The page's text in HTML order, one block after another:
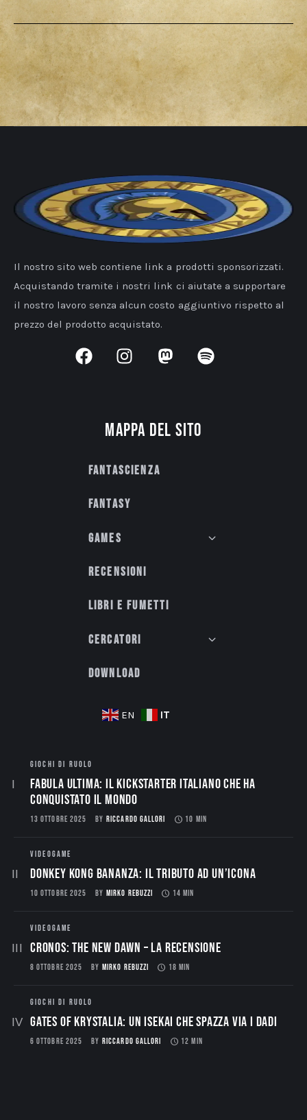
Il nostro sito web contiene link a prodotti sponsorizzati.
Acquistando tramite i nostri link ci aiutate a supportare
il nostro lavoro senza alcun costo aggiuntivo rispetto al
prezzo del prodotto acquistato.
Mappa del sito
Fantascienza
Fantasy
Games
Recensioni
Libri e fumetti
Cercatori
Download
EN IT
GIOCHI DI RUOLO
Fabula Ultima: il Kickstarter italiano che ha
conquistato il mondo
13 OTTOBRE 2025 BY RICCARDO GALLORI 10 MIN
VIDEOGAME
Donkey Kong Bananza: Il Tributo ad un’Icona
10 OTTOBRE 2025 BY MIRKO REBUZZI 14 MIN
VIDEOGAME
CRONOS: THE NEW DAWN – La Recensione
8 OTTOBRE 2025 BY MIRKO REBUZZI 18 MIN
GIOCHI DI RUOLO
Gates of Krystalia: Un Isekai che spazza via i dadi
6 OTTOBRE 2025 BY RICCARDO GALLORI 12 MIN